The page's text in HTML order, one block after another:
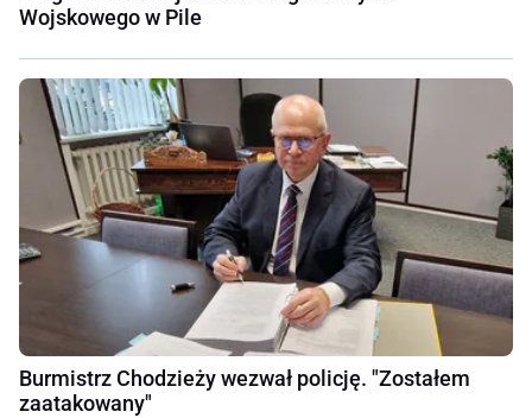
Wojskowego w Pile
Burmistrz Chodzieży wezwał policję. "Zostałem
zaatakowany"